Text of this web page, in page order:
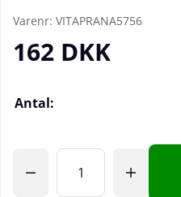
Varenr: VITAPRANA5756
162 DKK
Antal: